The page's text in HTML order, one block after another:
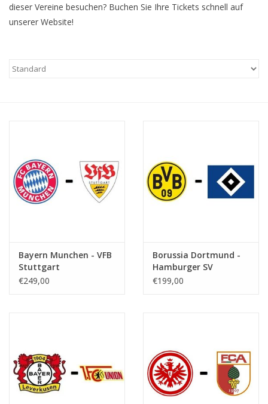
dieser Vereine besuchen? Buchen Sie Ihre Tickets schnell auf
unserer Website!
Bayern Munchen - VFB
Stuttgart
€249,00
Borussia Dortmund -
Hamburger SV
€199,00